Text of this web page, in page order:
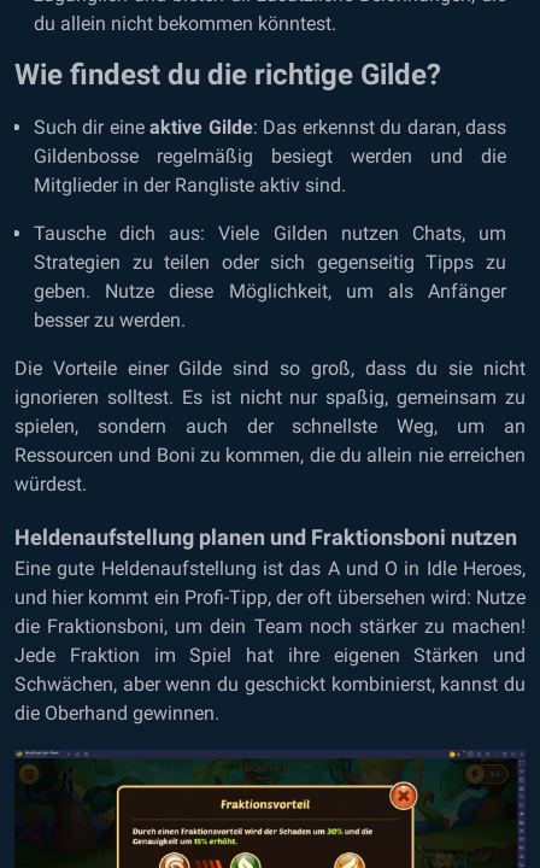
du allein nicht bekommen könntest.
Wie findest du die richtige Gilde?
Such dir eineaktive Gilde: Das erkennst du daran, dass
Gildenbosse regelmäßig besiegt werden und die
Mitglieder in der Rangliste aktiv sind.
Tausche dich aus: Viele Gilden nutzen Chats, um
Strategien zu teilen oder sich gegenseitig Tipps zu
geben. Nutze diese Möglichkeit, um als Anfänger
besser zu werden.
Die Vorteile einer Gilde sind so groß, dass du sie nicht
ignorieren solltest. Es ist nicht nur spaßig, gemeinsam zu
spielen, sondern auch der schnellste Weg, um an
Ressourcen und Boni zu kommen, die du allein nie erreichen
würdest.
Heldenaufstellung planen und Fraktionsboni nutzen
Eine gute Heldenaufstellung ist das A und O in Idle Heroes,
und hier kommt ein Profi-Tipp, der oft übersehen wird: Nutze
die Fraktionsboni, um dein Team noch stärker zu machen!
Jede Fraktion im Spiel hat ihre eigenen Stärken und
Schwächen, aber wenn du geschickt kombinierst, kannst du
die Oberhand gewinnen.